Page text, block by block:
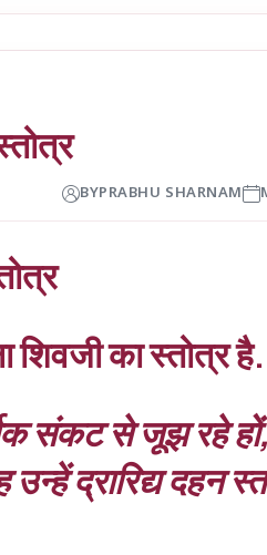
BYPRABHU SHARNAM
शिवजी का स्तोत्र है.
संकट से जूझ रहे
उन्हें द्रारिद्य दहन